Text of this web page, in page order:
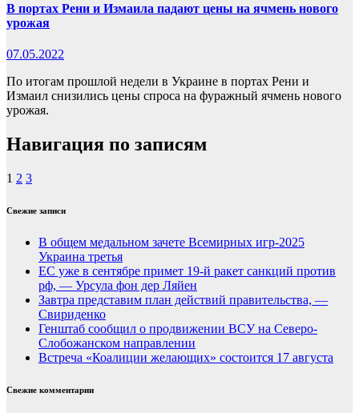
В портах Рени и Измаила падают цены на ячмень нового
урожая
07.05.2022
По итогам прошлой недели в Украине в портах Рени и
Измаил снизились цены спроса на фуражный ячмень нового
урожая.
Навигация по записям
1 2 3
Свежие записи
В общем медальном зачете Всемирных игр-2025
Украина третья
ЕС уже в сентябре примет 19-й ракет санкций против
рф, — Урсула фон дер Ляйен
Завтра представим план действий правительства, —
Свириденко
Генштаб сообщил о продвижении ВСУ на Северо-
Слобожанском направлении
Встреча «Коалиции желающих» состоится 17 августа
Свежие комментарии